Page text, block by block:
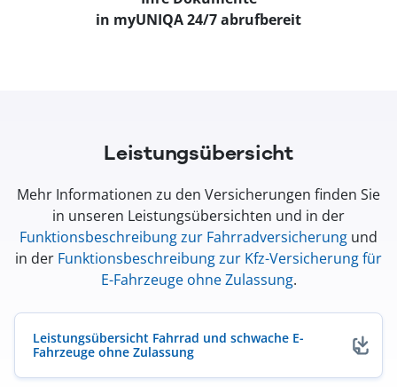
in myUNIQA 24/7 abrufbereit
Leistungsübersicht
Mehr Informationen zu den Versicherungen finden Sie
in unseren Leistungsübersichten und in der
Funktionsbeschreibung zur Fahrradversicherung und
in der Funktionsbeschreibung zur Kfz-Versicherung für
E-Fahrzeuge ohne Zulassung.
Leistungsübersicht Fahrrad und schwache E-
Fahrzeuge ohne Zulassung
(öffnet in neuem Fenster)